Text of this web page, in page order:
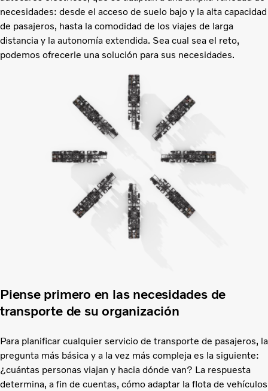
necesidades: desde el acceso de suelo bajo y la alta capacidad
de pasajeros, hasta la comodidad de los viajes de larga
distancia y la autonomía extendida. Sea cual sea el reto,
podemos ofrecerle una solución para sus necesidades.
Piense primero en las necesidades de
transporte de su organización
Para planificar cualquier servicio de transporte de pasajeros, la
pregunta más básica y a la vez más compleja es la siguiente:
¿cuántas personas viajan y hacia dónde van? La respuesta
determina, a fin de cuentas, cómo adaptar la flota de vehículos